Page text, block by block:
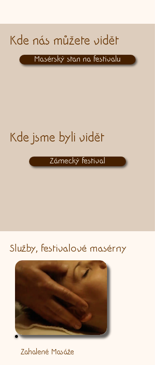
Kde nás můžete vidět
Masérský stan na festivalu
Kde jsme byli vidět
Zámecký festival
Služby, festivalové masérny
Zahalené Masáže